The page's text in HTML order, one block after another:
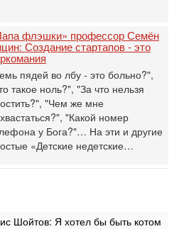
флэшки» профессор Семён
Создание стартапов - это
пядей во лбу - это больно?",
такое ноль?", "За что нельзя
"Чем же мне
"Какой номер
у Бога?"… На эти и другие
«Детские недетские…
Шойтов: Я хотел бы быть котом